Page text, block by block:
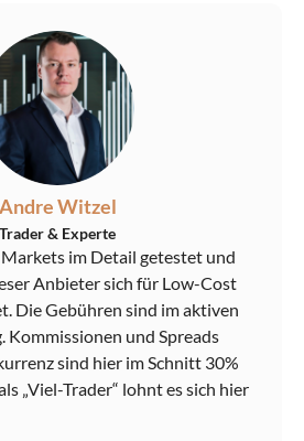
Andre Witzel
Trader & Experte
im Detail getestet und
Anbieter sich für Low-Cost
Die Gebühren sind im aktiven
Kommissionen und Spreads
sind hier im Schnitt 30%
„Viel-Trader“ lohnt es sich hier